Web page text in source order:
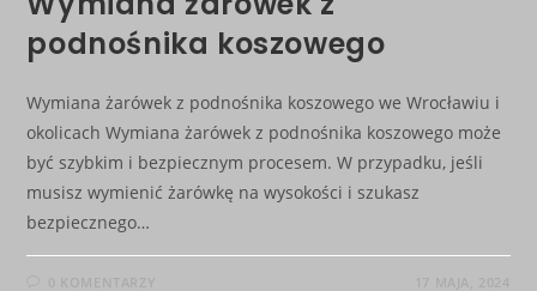
podnośnika koszowego
Wymiana żarówek z podnośnika koszowego we Wrocławiu i
okolicach Wymiana żarówek z podnośnika koszowego może
być szybkim i bezpiecznym procesem. W przypadku, jeśli
musisz wymienić żarówkę na wysokości i szukasz
bezpiecznego…